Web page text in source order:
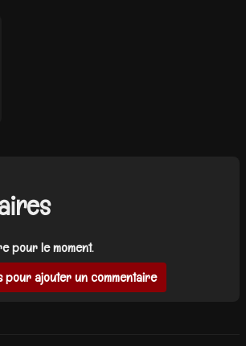
pour le moment.
pour ajouter un commentaire